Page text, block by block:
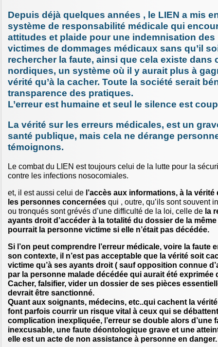
Depuis déjà quelques années , le LIEN a mis
système de responsabilité médicale qui
attitudes et plaide pour une indemnisation
victimes de dommages médicaux sans qu’il
rechercher la faute, ainsi que cela existe dans
nordiques, un système où il y aurait plus à
vérité qu’à la cacher. Toute la société serait
transparence des pratiques.
L’erreur est humaine et seul le silence est
La vérité sur les erreurs médicales, est un
santé publique, mais cela ne dérange
témoignons.
Le combat du LIEN est toujours celui de la lutte pour la
contre les infections nosocomiales.
et, il est aussi celui de l’accès aux informations, à la
les personnes concernées qui , outre, qu’ils sont souvent
ou tronqués sont grévés d’une difficulté de la loi, celle de la
ayants droit d’accéder à la totalité du dossier de la
pourrait la personne victime si elle n’était pas décédée.
Si l’on peut comprendre l’erreur médicale, voire la faute
son contexte, il n’est pas acceptable que la vérité soit
victime qu’à ses ayants droit ( sauf opposition connue
par la personne malade décédée qui aurait été exprimée
Cacher, falsifier, vider un dossier de ses pièces
devrait être sanctionné.
Quant aux soignants, médecins, etc..qui cachent la
font parfois courrir un risque vital à ceux qui se
complication inexpliquée, l’erreur se double alors d’une
inexcusable, une faute déontologique grave et une
elle est un acte de non assistance à personne en danger.